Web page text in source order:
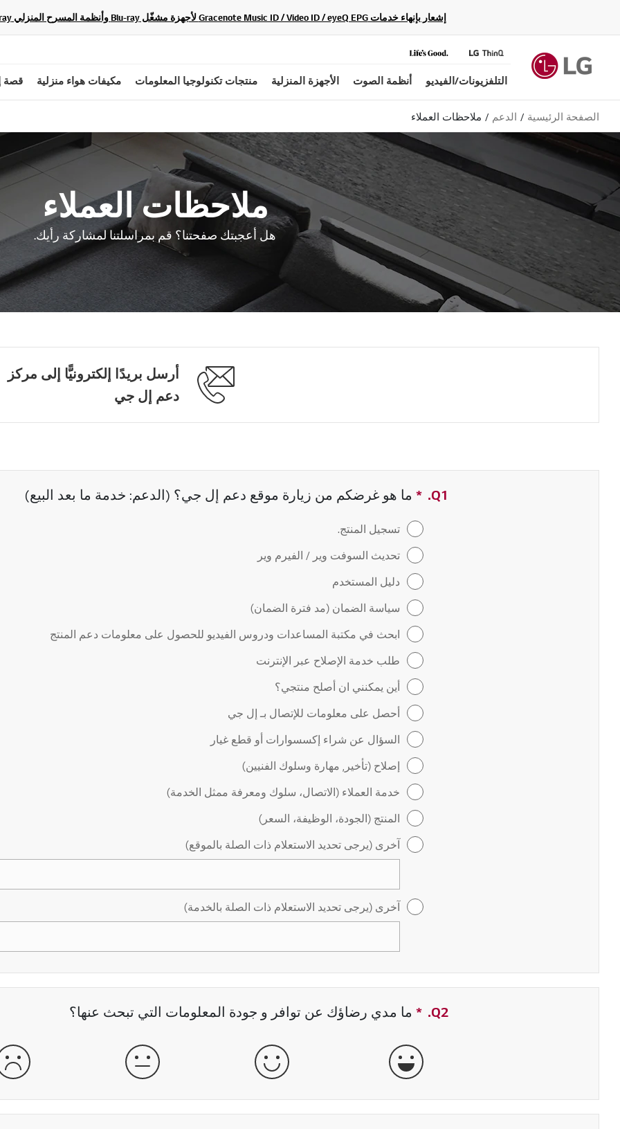
إشعار بإنهاء خدمات Gracenote Music ID / Video ID / eyeQ EPG لأجهزة مشغّل Blu-ray وأنظمة المسرح المنزلي Blu-ray، حيث لن تكون متاحة بعد الآن.
التلفزيونات/الفيديو أنظمة الصوت الأجهزة المنزلية منتجات تكنولوجيا المعلومات مكيفات هواء منزلية قصة
الصفحة الرئيسية الدعم ملاحظات العملاء
ملاحظات العملاء
هل أعجبتك صفحتنا؟ قم بمراسلتنا لمشاركة رأيك.
أرسل بريدًا إلكترونيًّا إلى مركز
دعم إل جي
Q1.
* حقل مطلوب
ما هو غرضكم من زيارة موقع دعم إل جي؟ (الدعم: خدمة ما بعد البيع)
تسجيل المنتج.
تحديث السوفت وير / الفيرم وير
دليل المستخدم
سياسة الضمان (مد فترة الضمان)
ابحث في مكتبة المساعدات ودروس الفيديو للحصول على معلومات دعم المنتج
طلب خدمة الإصلاح عبر الإنترنت
أين يمكنني ان أصلح منتجي؟
أحصل على معلومات للإتصال بـ إل جي
السؤال عن شراء إكسسوارات أو قطع غيار
إصلاح (تأخير, مهارة وسلوك الفنيين)
خدمة العملاء (الاتصال، سلوك ومعرفة ممثل الخدمة)
المنتج (الجودة، الوظيفة، السعر)
آخرى (يرجى تحديد الاستعلام ذات الصلة بالموقع)
آخرى (يرجى تحديد الاستعلام ذات الصلة بالخدمة)
Q2.
* حقل مطلوب
ما مدي رضاؤك عن توافر و جودة المعلومات التي تبحث عنها؟
جيدة جداً جيدة عادية